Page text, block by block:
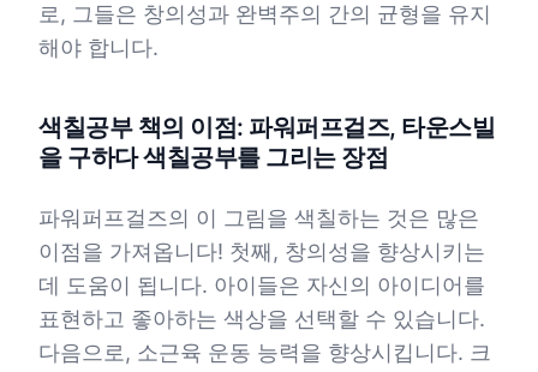
로, 그들은 창의성과 완벽주의 간의 균형을 유지
해야 합니다.
색칠공부 책의 이점: 파워퍼프걸즈, 타운스빌
을 구하다 색칠공부를 그리는 장점
파워퍼프걸즈의 이 그림을 색칠하는 것은 많은
이점을 가져옵니다! 첫째, 창의성을 향상시키는
데 도움이 됩니다. 아이들은 자신의 아이디어를
표현하고 좋아하는 색상을 선택할 수 있습니다.
다음으로, 소근육 운동 능력을 향상시킵니다. 크